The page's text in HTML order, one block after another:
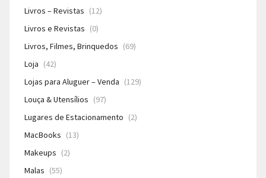
Livros – Revistas (12)
Livros e Revistas (0)
Livros, Filmes, Brinquedos (69)
Loja (42)
Lojas para Aluguer – Venda (129)
Louça & Utensílios (97)
Lugares de Estacionamento (2)
MacBooks (13)
Makeups (2)
Malas (55)